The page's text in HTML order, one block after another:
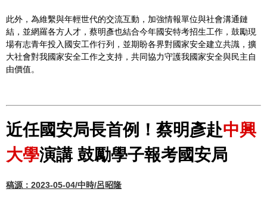
此外，為維繫與年輕世代的交流互動，加強情報單位與社會溝通鏈
結，並網羅各方人才，蔡明彥也結合今年國安特考招生工作，鼓勵現
場有志青年投入國安工作行列，並期盼各界對國家安全建立共識，擴
大社會對我國家安全工作之支持，共同協力守護我國家安全與民主自
由價值。
近任國安局長首例！蔡明彥赴中興
大學演講 鼓勵學子報考國安局
稿源：2023-05-04/中時/呂昭隆